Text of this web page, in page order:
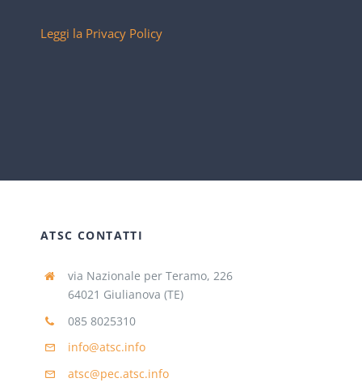
Leggi la Privacy Policy
ATSC CONTATTI
via Nazionale per Teramo, 226
64021 Giulianova (TE)
085 8025310
info@atsc.info
atsc@pec.atsc.info